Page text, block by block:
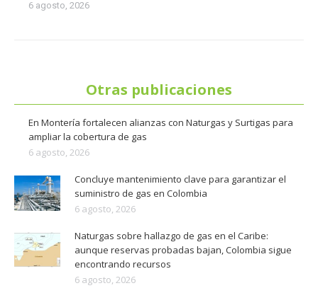
6 agosto, 2026
Otras publicaciones
En Montería fortalecen alianzas con Naturgas y Surtigas para
ampliar la cobertura de gas
6 agosto, 2026
Concluye mantenimiento clave para garantizar el
suministro de gas en Colombia
6 agosto, 2026
Naturgas sobre hallazgo de gas en el Caribe:
aunque reservas probadas bajan, Colombia sigue
encontrando recursos
6 agosto, 2026